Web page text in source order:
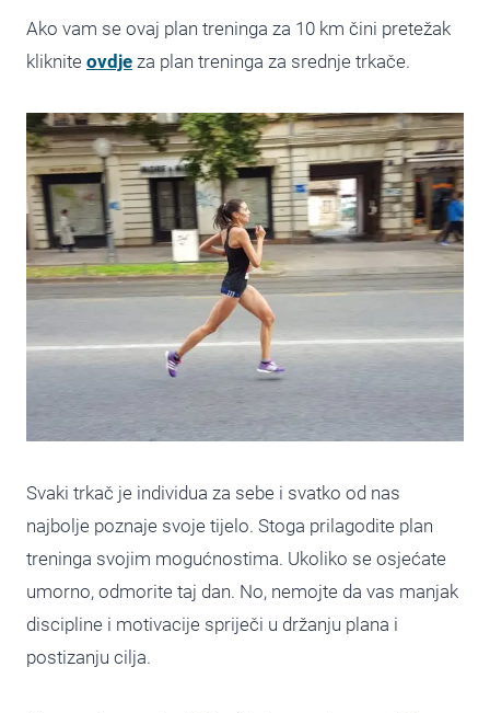
Ako vam se ovaj plan treninga za 10 km čini pretežak
kliknite ovdje za plan treninga za srednje trkače.
Svaki trkač je individua za sebe i svatko od nas
najbolje poznaje svoje tijelo. Stoga prilagodite plan
treninga svojim mogućnostima. Ukoliko se osjećate
umorno, odmorite taj dan. No, nemojte da vas manjak
discipline i motivacije spriječi u držanju plana i
postizanju cilja.